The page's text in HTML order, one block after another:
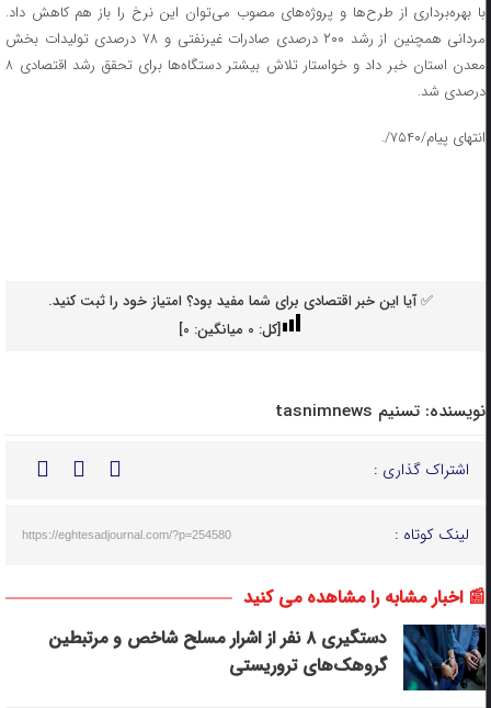
با بهره‌برداری از طرح‌ها و پروژه‌های مصوب می‌توان این نرخ را باز هم کاهش داد.
مردانی همچنین از رشد ۲۰۰ درصدی صادرات غیرنفتی و ۷۸ درصدی تولیدات بخش
معدن استان خبر داد و خواستار تلاش بیشتر دستگاه‌ها برای تحقق رشد اقتصادی ۸
درصدی شد.
انتهای پیام/۷۵۴۰/.
✅ آیا این خبر اقتصادی برای شما مفید بود؟ امتیاز خود را ثبت کنید.
[کل: 0میانگین: 0
]
نویسنده: تسنیم tasnimnews
اشتراک گذاری :
لینک کوتاه : https://eghtesadjournal.com/?p=254580
📰 اخبار مشابه را مشاهده می کنید
دستگیری ۸ نفر از اشرار مسلح شاخص و مرتبطین
گروهک‌های تروریستی